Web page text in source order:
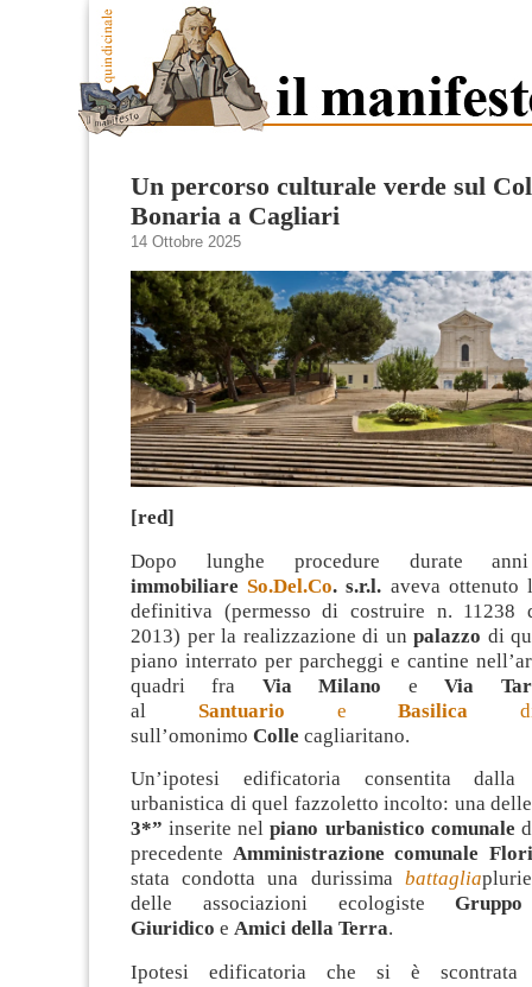
Un percorso culturale verde sul
Bonaria a Cagliari
14 Ottobre 2025
[red]
Dopo lunghe procedure durate
immobiliareSo.Del.Co. s.r.l. aveva ottenuto
definitiva (permesso di costruire n. 11238
2013) per la realizzazione di unpalazzo di
piano interrato per parcheggi e cantine
quadri fra Via Milano eVia
al Santuario eBasilica
sull’omonimo Colle cagliaritano.
Un’ipotesi edificatoria consentita dalla
urbanistica di quel fazzoletto incolto: una
3*” inserite nelpiano urbanistico comunale
precedenteAmministrazione comunale
stata condotta una durissima battaglia
delle associazioni ecologiste
Giuridico e Amici della Terra.
Ipotesi edificatoria che si è